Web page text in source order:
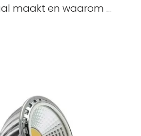
maakt en waarom …